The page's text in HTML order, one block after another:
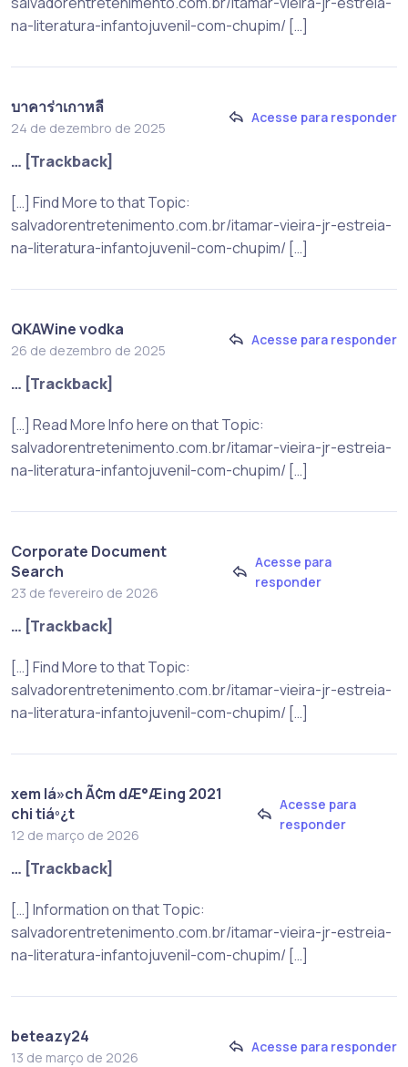
na-literatura-infantojuvenil-com-chupim/ […]
บาคาร่าเกาหลี
24 de dezembro de 2025
Acesse para responder
… [Trackback]
[…] Find More to that Topic:
salvadorentretenimento.com.br/itamar-vieira-jr-estreia-
na-literatura-infantojuvenil-com-chupim/ […]
QKAWine vodka
26 de dezembro de 2025
Acesse para responder
… [Trackback]
[…] Read More Info here on that Topic:
salvadorentretenimento.com.br/itamar-vieira-jr-estreia-
na-literatura-infantojuvenil-com-chupim/ […]
Corporate Document
Search
23 de fevereiro de 2026
Acesse para
responder
… [Trackback]
[…] Find More to that Topic:
salvadorentretenimento.com.br/itamar-vieira-jr-estreia-
na-literatura-infantojuvenil-com-chupim/ […]
xem lá»ch Ã¢m dÆ°Æ¡ng 2021
chi tiáº¿t
12 de março de 2026
Acesse para
responder
… [Trackback]
[…] Information on that Topic:
salvadorentretenimento.com.br/itamar-vieira-jr-estreia-
na-literatura-infantojuvenil-com-chupim/ […]
beteazy24
13 de março de 2026
Acesse para responder